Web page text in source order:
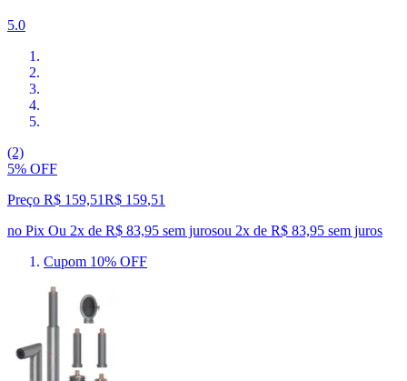
5.0
(2)
5% OFF
Preço R$ 159,51R$ 159,51
no Pix Ou 2x de R$ 83,95 sem jurosou 2x de R$ 83,95 sem juros
Cupom 10% OFF